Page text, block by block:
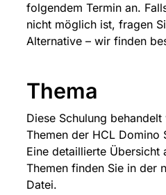
folgendem Termin an.
nicht möglich ist, fragen
Alternative – wir finden
Thema
Diese Schulung
Themen der HCL Domino
Eine detaillierte Übersicht
Themen finden Sie in der
Datei.